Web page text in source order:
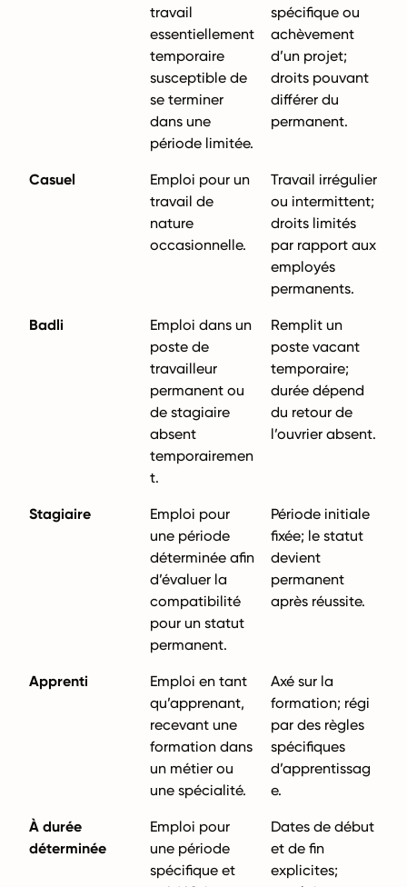
travail
essentiellement
temporaire
susceptible de
se terminer
dans une
période limitée.
spécifique ou
achèvement
d’un projet;
droits pouvant
différer du
permanent.
Casuel
Emploi pour un
travail de
nature
occasionnelle.
Travail irrégulier
ou intermittent;
droits limités
par rapport aux
employés
permanents.
Badli
Emploi dans un
poste de
travailleur
permanent ou
de stagiaire
absent
temporairemen
t.
Remplit un
poste vacant
temporaire;
durée dépend
du retour de
l’ouvrier absent.
Stagiaire
Emploi pour
une période
déterminée afin
d’évaluer la
compatibilité
pour un statut
permanent.
Période initiale
fixée; le statut
devient
permanent
après réussite.
Apprenti
Emploi en tant
qu’apprenant,
recevant une
formation dans
un métier ou
une spécialité.
Axé sur la
formation; régi
par des règles
spécifiques
d’apprentissag
e.
À durée
déterminée
Emploi pour
une période
spécifique et
Dates de début
et de fin
explicites;